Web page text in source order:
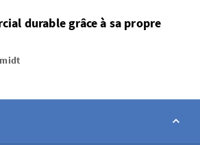
durable grâce à sa propre